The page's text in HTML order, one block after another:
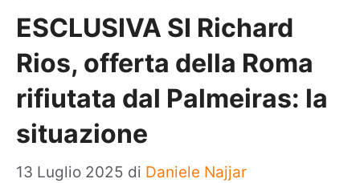
ESCLUSIVA SI Richard
Rios, offerta della Roma
rifiutata dal Palmeiras: la
situazione
13 Luglio 2025 di Daniele Najjar